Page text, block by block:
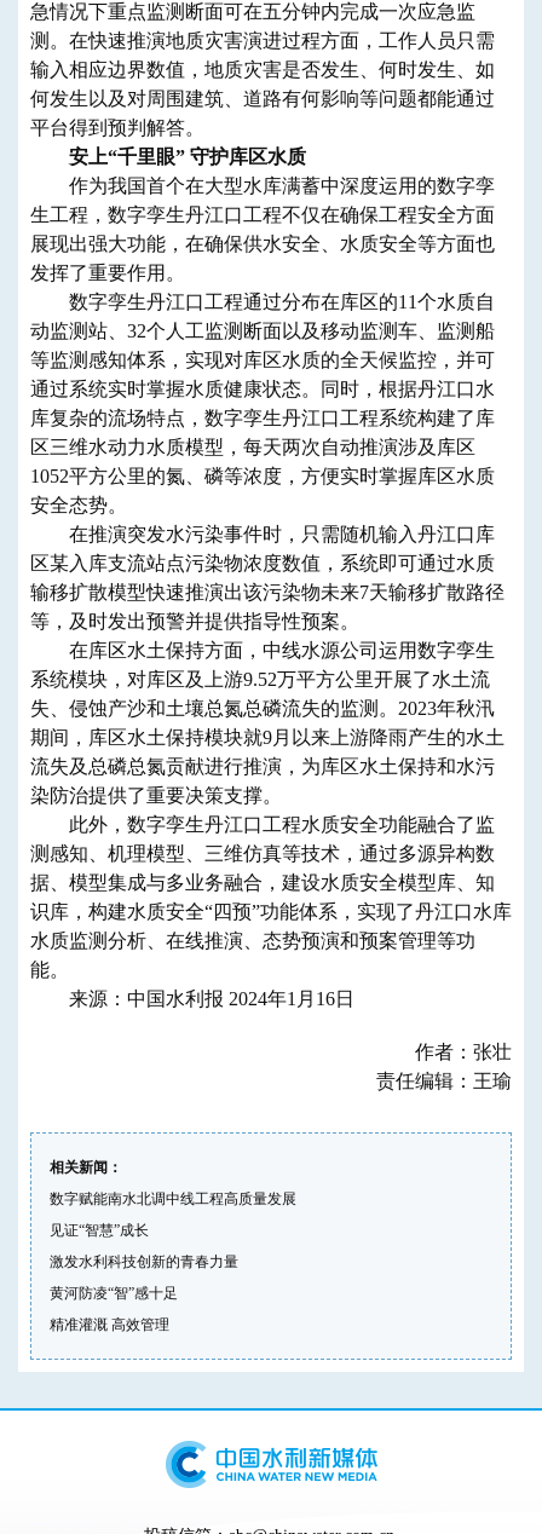
急情况下重点监测断面可在五分钟内完成一次应急监
测。在快速推演地质灾害演进过程方面，工作人员只需
输入相应边界数值，地质灾害是否发生、何时发生、如
何发生以及对周围建筑、道路有何影响等问题都能通过
平台得到预判解答。
安上“千里眼” 守护库区水质
作为我国首个在大型水库满蓄中深度运用的数字孪
生工程，数字孪生丹江口工程不仅在确保工程安全方面
展现出强大功能，在确保供水安全、水质安全等方面也
发挥了重要作用。
数字孪生丹江口工程通过分布在库区的11个水质自
动监测站、32个人工监测断面以及移动监测车、监测船
等监测感知体系，实现对库区水质的全天候监控，并可
通过系统实时掌握水质健康状态。同时，根据丹江口水
库复杂的流场特点，数字孪生丹江口工程系统构建了库
区三维水动力水质模型，每天两次自动推演涉及库区
1052平方公里的氮、磷等浓度，方便实时掌握库区水质
安全态势。
在推演突发水污染事件时，只需随机输入丹江口库
区某入库支流站点污染物浓度数值，系统即可通过水质
输移扩散模型快速推演出该污染物未来7天输移扩散路径
等，及时发出预警并提供指导性预案。
在库区水土保持方面，中线水源公司运用数字孪生
系统模块，对库区及上游9.52万平方公里开展了水土流
失、侵蚀产沙和土壤总氮总磷流失的监测。2023年秋汛
期间，库区水土保持模块就9月以来上游降雨产生的水土
流失及总磷总氮贡献进行推演，为库区水土保持和水污
染防治提供了重要决策支撑。
此外，数字孪生丹江口工程水质安全功能融合了监
测感知、机理模型、三维仿真等技术，通过多源异构数
据、模型集成与多业务融合，建设水质安全模型库、知
识库，构建水质安全“四预”功能体系，实现了丹江口水库
水质监测分析、在线推演、态势预演和预案管理等功
能。
来源：中国水利报 2024年1月16日
作者：张壮
责任编辑：王瑜
相关新闻：
数字赋能南水北调中线工程高质量发展
见证“智慧”成长
激发水利科技创新的青春力量
黄河防凌“智”感十足
精准灌溉 高效管理